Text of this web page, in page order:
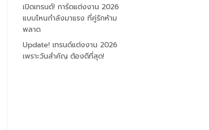
เปิดเทรนด์! การ์ดแต่งงาน 2026
แบบไหนกำลังมาแรง ที่คู่รักห้าม
พลาด
Update! เทรนด์แต่งงาน 2026
เพราะวันสำคัญ ต้องดีที่สุด!